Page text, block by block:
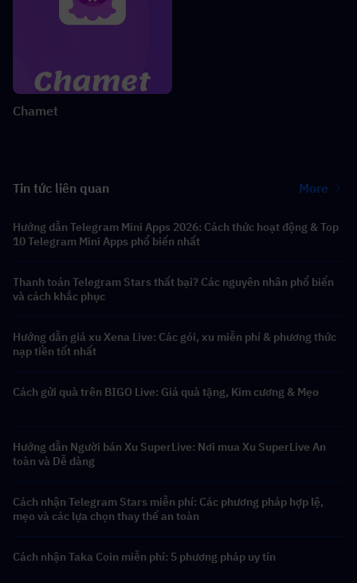
Chamet
Tin tức liên quan More
Hướng dẫn Telegram Mini Apps 2026: Cách thức hoạt động & Top
10 Telegram Mini Apps phổ biến nhất
Thanh toán Telegram Stars thất bại? Các nguyên nhân phổ biến
và cách khắc phục
Hướng dẫn giá xu Xena Live: Các gói, xu miễn phí & phương thức
nạp tiền tốt nhất
Cách gửi quà trên BIGO Live: Giá quà tặng, Kim cương & Mẹo
Hướng dẫn Người bán Xu SuperLive: Nơi mua Xu SuperLive An
toàn và Dễ dàng
Cách nhận Telegram Stars miễn phí: Các phương pháp hợp lệ,
mẹo và các lựa chọn thay thế an toàn
Cách nhận Taka Coin miễn phí: 5 phương pháp uy tín